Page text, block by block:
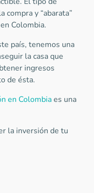
compra y “abarata”
Colombia.
país, tenemos una
la casa que
ingresos
de ésta.
en Colombiaes una
la inversión de tu